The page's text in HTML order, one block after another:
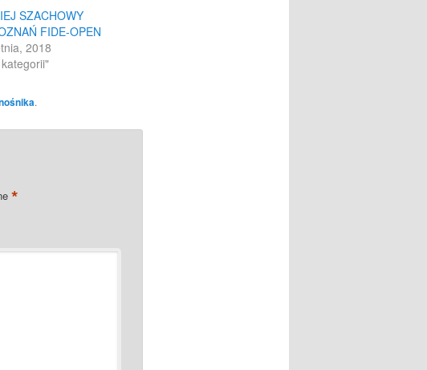
SZACHOWY
FIDE-OPEN
2018
.
*